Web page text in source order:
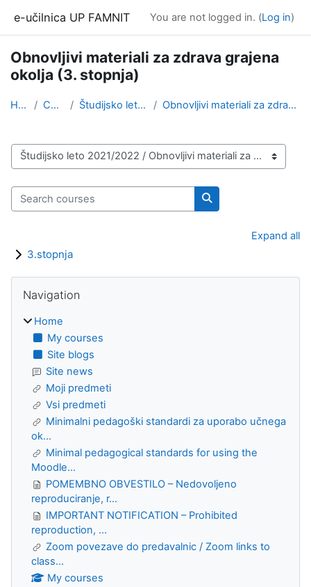
e-učilnica UP FAMNIT You are not logged in. (Log in)
Obnovljivi materiali za zdrava grajena
okolja (3. stopnja)
Home Courses Študijsko leto 2021/2022 Obnovljivi materiali za zdrava grajena okolja (3. ...
Course categories
Search courses
Search courses
Expand all
3.stopnja
Blocks
Navigation
Home
My courses
Site blogs
Site news
Moji predmeti
Vsi predmeti
Minimalni pedagoški standardi za uporabo učnega
ok...
Minimal pedagogical standards for using the
Moodle...
POMEMBNO OBVESTILO – Nedovoljeno
reproduciranje, r...
IMPORTANT NOTIFICATION – Prohibited
reproduction, ...
Zoom povezave do predavalnic / Zoom links to
class...
My courses